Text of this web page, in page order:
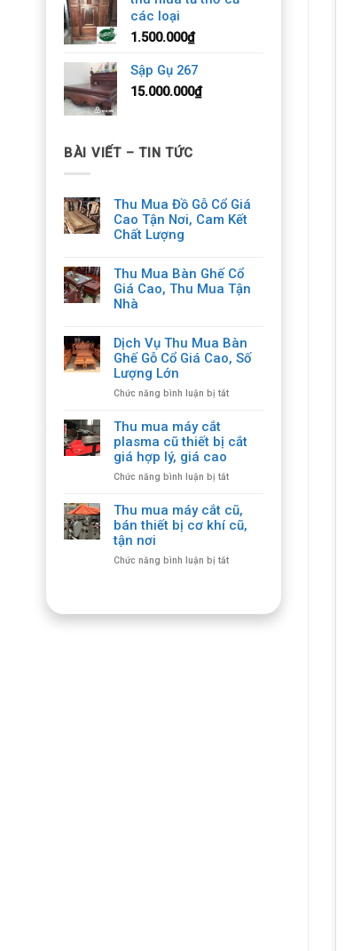
các loại
1.500.000₫
Sập Gụ 267
15.000.000₫
BÀI VIẾT – TIN TỨC
Thu Mua Đồ Gỗ Cổ Giá
Cao Tận Nơi, Cam Kết
Chất Lượng
Thu Mua Bàn Ghế Cổ
Giá Cao, Thu Mua Tận
Nhà
Dịch Vụ Thu Mua Bàn
Ghế Gỗ Cổ Giá Cao, Số
Lượng Lớn
Chức năng bình luận bị tắtở
Thu
Mua
Ghế
Cổ
Giá
Cao,
Lượng
Thu mua máy cắt
plasma cũ thiết bị cắt
giá hợp lý, giá cao
Chức năng bình luận bị tắtở
mua
máy
cắt
cũ
giá
Thu mua máy cắt cũ,
bán thiết bị cơ khí cũ,
tận nơi
Chức năng bình luận bị tắtở
cắt